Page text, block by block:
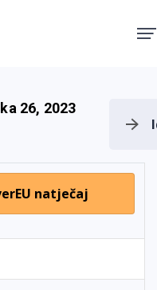
26, 2023
natječaj